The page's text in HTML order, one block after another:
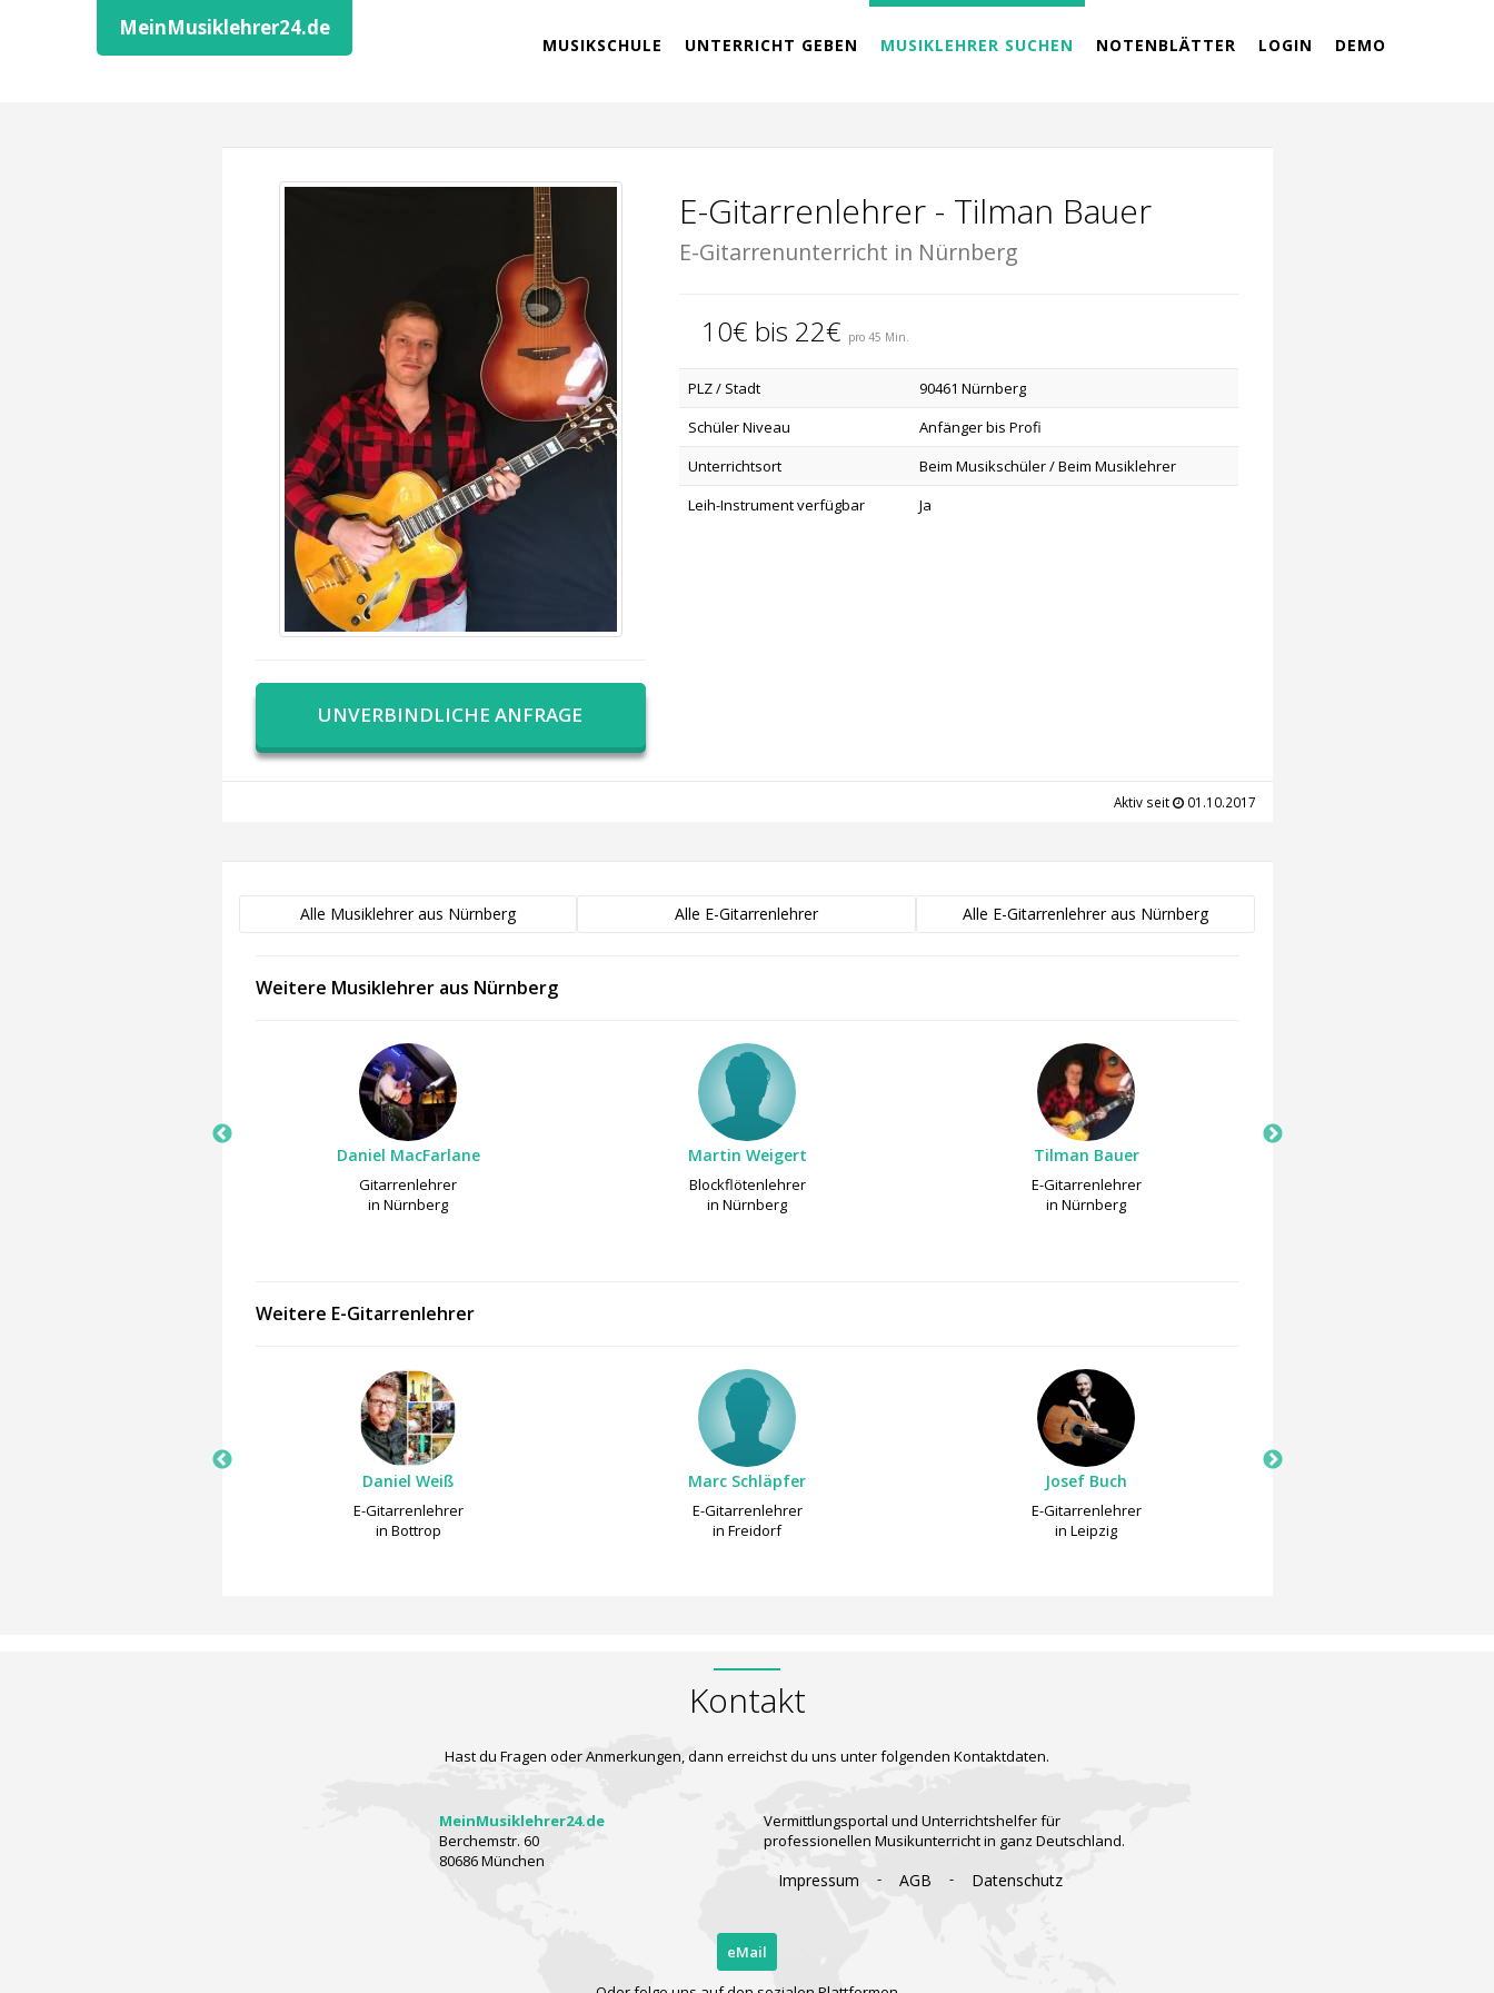
MeinMusiklehrer24.de
MUSIKSCHULE UNTERRICHT GEBEN MUSIKLEHRER SUCHEN NOTENBLÄTTER LOGIN DEMO
UNVERBINDLICHE ANFRAGE
E-Gitarrenlehrer - Tilman Bauer
E-Gitarrenunterricht in Nürnberg
10€ bis 22€ pro 45 Min.
PLZ / Stadt
90461 Nürnberg
Schüler Niveau
Anfänger bis Profi
Unterrichtsort
Beim Musikschüler / Beim Musiklehrer
Leih-Instrument verfügbar
Ja
Aktiv seit 01.10.2017
Alle Musiklehrer aus Nürnberg Alle E-Gitarrenlehrer Alle E-Gitarrenlehrer aus Nürnberg
Weitere Musiklehrer aus Nürnberg
Daniel MacFarlane
Gitarrenlehrer
in Nürnberg
Martin Weigert
Blockflötenlehrer
in Nürnberg
Tilman Bauer
E-Gitarrenlehrer
in Nürnberg
Weitere E-Gitarrenlehrer
Daniel Weiß
E-Gitarrenlehrer
in Bottrop
Marc Schläpfer
E-Gitarrenlehrer
in Freidorf
Josef Buch
E-Gitarrenlehrer
in Leipzig
Kontakt
Hast du Fragen oder Anmerkungen, dann erreichst du uns unter folgenden Kontaktdaten.
MeinMusiklehrer24.de
Berchemstr. 60
80686 München
Vermittlungsportal und Unterrichtshelfer für
professionellen Musikunterricht in ganz Deutschland.
Impressum - AGB - Datenschutz
eMail